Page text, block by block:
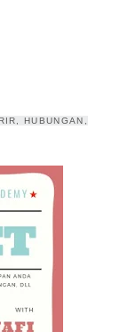
HUBUNGAN,